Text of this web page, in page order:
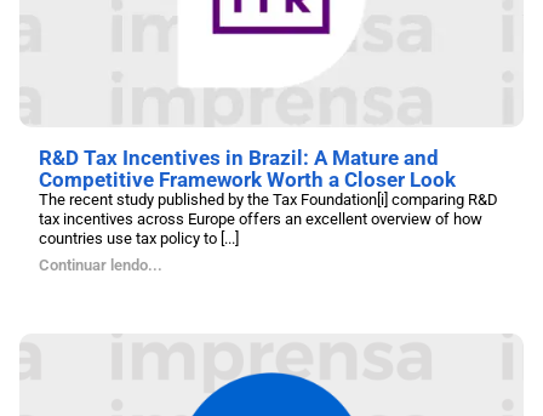
R&D Tax Incentives in Brazil: A Mature and
Competitive Framework Worth a Closer Look
The recent study published by the Tax Foundation[i] comparing R&D
tax incentives across Europe offers an excellent overview of how
countries use tax policy to [...]
Continuar lendo...